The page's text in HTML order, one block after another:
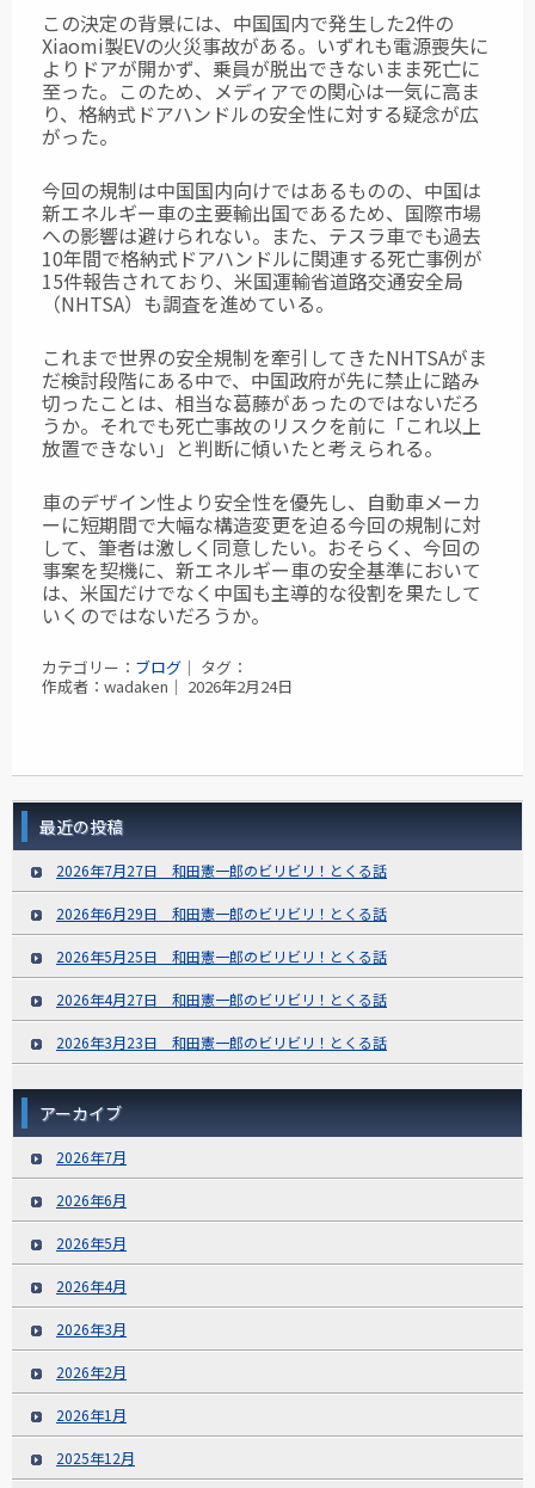
この決定の背景には、中国国内で発生した2件の
Xiaomi製EVの火災事故がある。いずれも電源喪失に
よりドアが開かず、乗員が脱出できないまま死亡に
至った。このため、メディアでの関心は一気に高ま
り、格納式ドアハンドルの安全性に対する疑念が広
がった。
今回の規制は中国国内向けではあるものの、中国は
新エネルギー車の主要輸出国であるため、国際市場
への影響は避けられない。また、テスラ車でも過去
10年間で格納式ドアハンドルに関連する死亡事例が
15件報告されており、米国運輸省道路交通安全局
（NHTSA）も調査を進めている。
これまで世界の安全規制を牽引してきたNHTSAがま
だ検討段階にある中で、中国政府が先に禁止に踏み
切ったことは、相当な葛藤があったのではないだろ
うか。それでも死亡事故のリスクを前に「これ以上
放置できない」と判断に傾いたと考えられる。
車のデザイン性より安全性を優先し、自動車メーカ
ーに短期間で大幅な構造変更を迫る今回の規制に対
して、筆者は激しく同意したい。おそらく、今回の
事案を契機に、新エネルギー車の安全基準において
は、米国だけでなく中国も主導的な役割を果たして
いくのではないだろうか。
カテゴリー： ブログ ｜ タグ：
作成者：wadaken｜ 2026年2月24日
最近の投稿
2026年7月27日 和田憲一郎のビリビリ！とくる話
2026年6月29日 和田憲一郎のビリビリ！とくる話
2026年5月25日 和田憲一郎のビリビリ！とくる話
2026年4月27日 和田憲一郎のビリビリ！とくる話
2026年3月23日 和田憲一郎のビリビリ！とくる話
アーカイブ
2026年7月
2026年6月
2026年5月
2026年4月
2026年3月
2026年2月
2026年1月
2025年12月